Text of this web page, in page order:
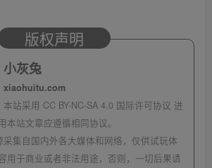
版权声明
小灰兔
xiaohuitu.com
本站采用 CC BY-NC-SA 4.0 国际许可协议 进
本站文章应遵循相同协议。
采集自国内外各大媒体和网络，仅供试玩体
用于商业或者非法用途，否则，一切后果请